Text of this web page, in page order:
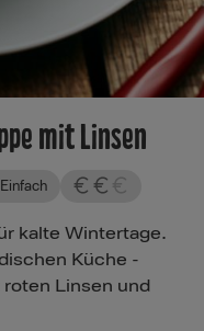
mit Linsen
Einfach
kalte Wintertage.
Küche -
Linsen und